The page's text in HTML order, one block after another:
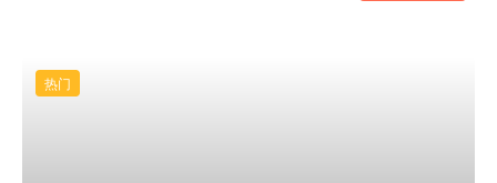
热门